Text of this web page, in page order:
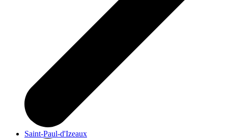
Saint-Paul-d'Izeaux